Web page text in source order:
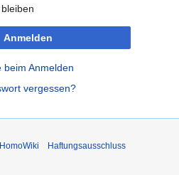
Anmelden
beim Anmelden
vergessen?
Haftungsausschluss